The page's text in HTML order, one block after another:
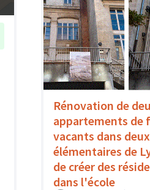
Rénovation de
appartements de
vacants dans
élémentaires de
de créer des
dans l'école